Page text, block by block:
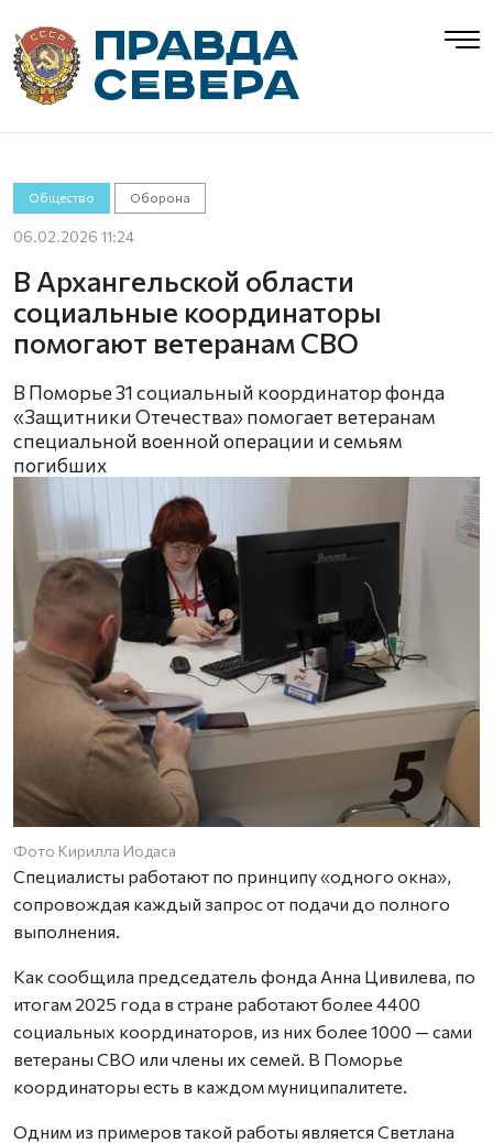
Общество Оборона
06.02.2026 11:24
В Архангельской области
социальные координаторы
помогают ветеранам СВО
В Поморье 31 социальный координатор фонда
«Защитники Отечества» помогает ветеранам
специальной военной операции и семьям
погибших
Фото Кирилла Иодаса
Специалисты работают по принципу «одного окна»,
сопровождая каждый запрос от подачи до полного
выполнения.
Как сообщила председатель фонда Анна Цивилева, по
итогам 2025 года в стране работают более 4400
социальных координаторов, из них более 1000 — сами
ветераны СВО или члены их семей. В Поморье
координаторы есть в каждом муниципалитете.
Одним из примеров такой работы является Светлана